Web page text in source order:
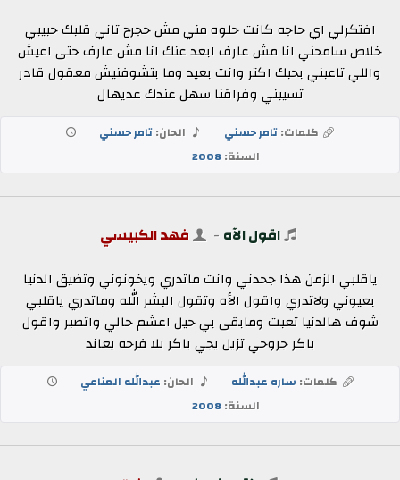
افتكرلي اي حاجه كانت حلوه مني مش حجرح تاني قلبك حبيبي
خلاص سامحني انا مش عارف ابعد عنك انا مش عارف حتى اعيش
واللي تاعبني بحبك اكتر وانت بعيد وما بتشوفنيش معقول قادر
تسيبني وفراقنا سهل عندك عديهال
كلمات:تامر حسني الحان:تامر حسني
السنة:2008
اقول الآه - فهد الكبيسي
ياقلبي الزمن هذا جحدني وانت ماتدري ويخونوني وتضيق الدنيا
بعيوني ولاتدري واقول الأه وتقول البشر الله وماتدري ياقلبي
شوف هالدنيا تعبت ومابقى بي حيل اعشم حالي واتصبر واقول
باكر جروحي تزيل يجي باكر بلا فرحه يعاند
كلمات: ساره عبدالله الحان: عبدالله المناعي
السنة:2008